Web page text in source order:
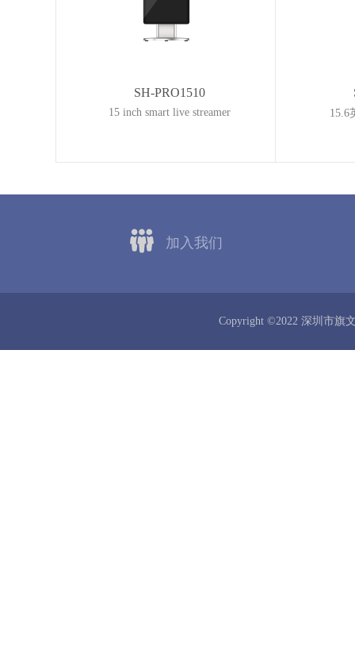
SH-PRO1510
15 inch smart live streamer 15.6
加入我们
Copyright ©2022 深圳市旗